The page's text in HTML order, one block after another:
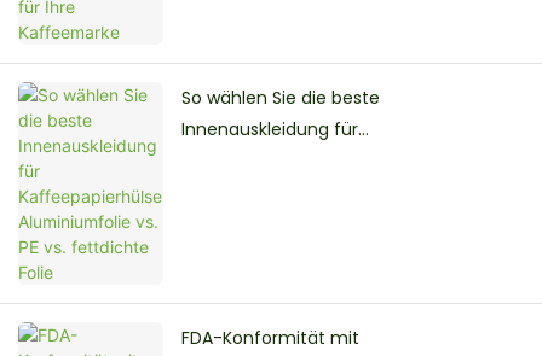
So wählen Sie die beste
Innenauskleidung für
FDA-Konformität mit